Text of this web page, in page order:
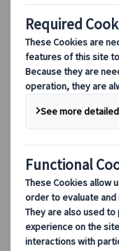
Utazási
Kulturális
Japán
Gyakori kérdések
Alapvető
Etikett
Vezetés
Foglalás
Japan Rail
Szállás
Online konzultáció
Japanspecialist
Blog
Kihagyhatatlan
Így tervezd meg a
útvonalak &